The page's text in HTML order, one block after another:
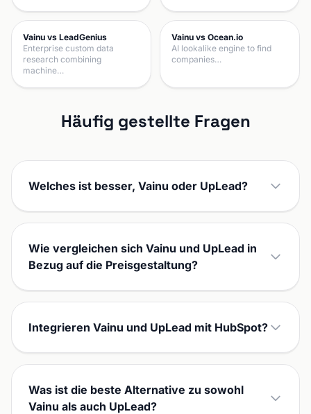
Vainu vs LeadGenius
Enterprise custom data
research combining
machine…
Vainu vs Ocean.io
AI lookalike engine to find
companies…
Häufig gestellte Fragen
Welches ist besser, Vainu oder UpLead?
Wie vergleichen sich Vainu und UpLead in
Bezug auf die Preisgestaltung?
Integrieren Vainu und UpLead mit HubSpot?
Was ist die beste Alternative zu sowohl
Vainu als auch UpLead?